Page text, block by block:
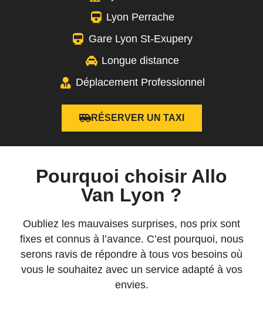
Lyon Perrache
Gare Lyon St-Exupery
Longue distance
Déplacement Professionnel
RÉSERVER UN TAXI
Pourquoi choisir Allo
Van Lyon ?
Oubliez les mauvaises surprises, nos prix sont
fixes et connus à l’avance. C’est pourquoi, nous
serons ravis de répondre à tous vos besoins où
vous le souhaitez avec un service adapté à vos
envies.